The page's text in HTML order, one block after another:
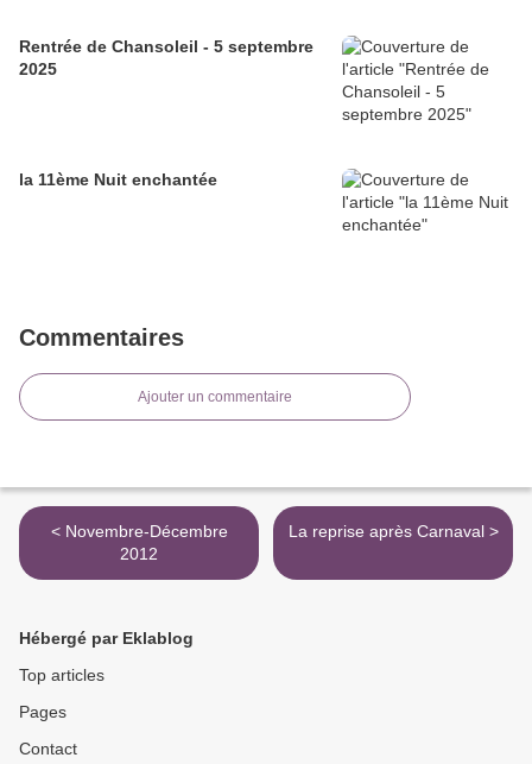
Rentrée de Chansoleil - 5 septembre
2025
la 11ème Nuit enchantée
Commentaires
Ajouter un commentaire
< Novembre-Décembre
2012
La reprise après Carnaval >
Hébergé par Eklablog
Top articles
Pages
Contact